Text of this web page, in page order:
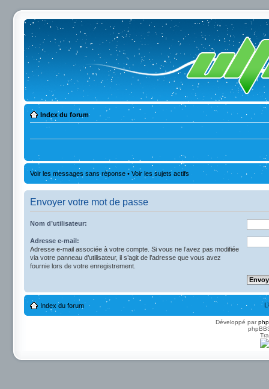
Index du forum
Voir les messages sans réponse • Voir les sujets actifs
Envoyer votre mot de passe
Nom d’utilisateur:
Adresse e-mail:
Adresse e-mail associée à votre compte. Si vous ne l’avez pas modifiée
via votre panneau d’utilisateur, il s’agit de l’adresse que vous avez
fournie lors de votre enregistrement.
Index du forum
Développé par